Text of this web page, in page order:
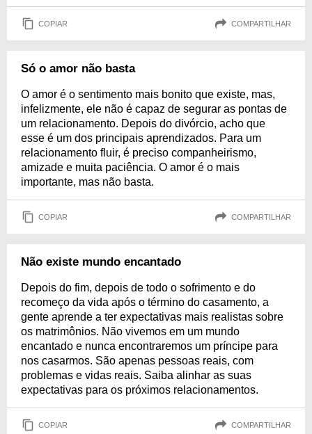
COPIAR COMPARTILHAR
Só o amor não basta
O amor é o sentimento mais bonito que existe, mas,
infelizmente, ele não é capaz de segurar as pontas de
um relacionamento. Depois do divórcio, acho que
esse é um dos principais aprendizados. Para um
relacionamento fluir, é preciso companheirismo,
amizade e muita paciência. O amor é o mais
importante, mas não basta.
COPIAR COMPARTILHAR
Não existe mundo encantado
Depois do fim, depois de todo o sofrimento e do
recomeço da vida após o término do casamento, a
gente aprende a ter expectativas mais realistas sobre
os matrimônios. Não vivemos em um mundo
encantado e nunca encontraremos um príncipe para
nos casarmos. São apenas pessoas reais, com
problemas e vidas reais. Saiba alinhar as suas
expectativas para os próximos relacionamentos.
COPIAR COMPARTILHAR